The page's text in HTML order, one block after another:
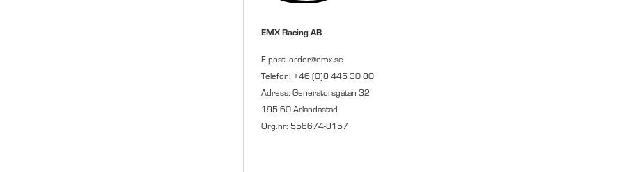
EMX Racing AB
E-post: order@emx.se
Telefon: +46 (0)8 445 30 80
Adress: Generatorsgatan 32
195 60 Arlandastad
Org.nr: 556674-8157